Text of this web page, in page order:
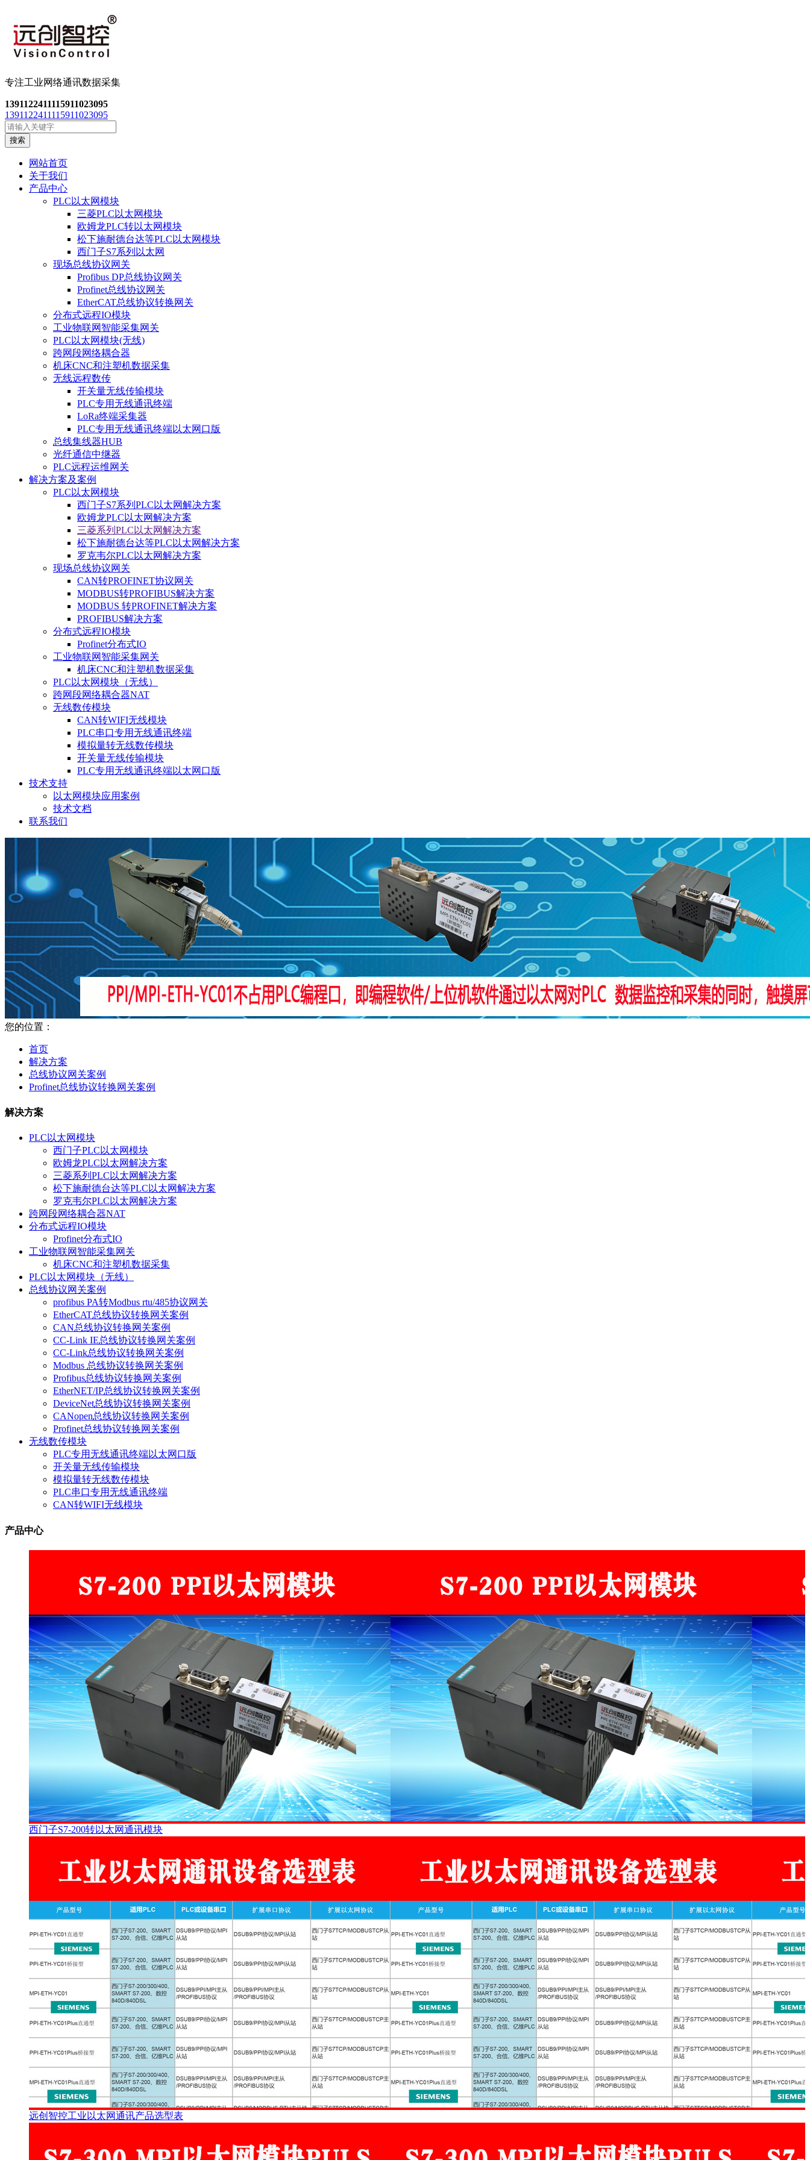
专注工业网络通讯数据采集
1391122411115911023095
1391122411115911023095
搜索
网站首页
关于我们
产品中心
PLC以太网模块
三菱PLC以太网模块
欧姆龙PLC转以太网模块
松下施耐德台达等PLC以太网模块
西门子S7系列以太网
现场总线协议网关
Profibus DP总线协议网关
Profinet总线协议网关
EtherCAT总线协议转换网关
分布式远程IO模块
工业物联网智能采集网关
PLC以太网模块(无线)
跨网段网络耦合器
机床CNC和注塑机数据采集
无线远程数传
开关量无线传输模块
PLC专用无线通讯终端
LoRa终端采集器
PLC专用无线通讯终端以太网口版
总线集线器HUB
光纤通信中继器
PLC远程运维网关
解决方案及案例
PLC以太网模块
西门子S7系列PLC以太网解决方案
欧姆龙PLC以太网解决方案
三菱系列PLC以太网解决方案
松下施耐德台达等PLC以太网解决方案
罗克韦尔PLC以太网解决方案
现场总线协议网关
CAN转PROFINET协议网关
MODBUS转PROFIBUS解决方案
MODBUS 转PROFINET解决方案
PROFIBUS解决方案
分布式远程IO模块
Profinet分布式IO
工业物联网智能采集网关
机床CNC和注塑机数据采集
PLC以太网模块（无线）
跨网段网络耦合器NAT
无线数传模块
CAN转WIFI无线模块
PLC串口专用无线通讯终端
模拟量转无线数传模块
开关量无线传输模块
PLC专用无线通讯终端以太网口版
技术支持
以太网模块应用案例
技术文档
联系我们
您的位置：
首页
解决方案
总线协议网关案例
Profinet总线协议转换网关案例
解决方案
PLC以太网模块
西门子PLC以太网模块
欧姆龙PLC以太网解决方案
三菱系列PLC以太网解决方案
松下施耐德台达等PLC以太网解决方案
罗克韦尔PLC以太网解决方案
跨网段网络耦合器NAT
分布式远程IO模块
Profinet分布式IO
工业物联网智能采集网关
机床CNC和注塑机数据采集
PLC以太网模块（无线）
总线协议网关案例
profibus PA转Modbus rtu/485协议网关
EtherCAT总线协议转换网关案例
CAN总线协议转换网关案例
CC-Link IE总线协议转换网关案例
CC-Link总线协议转换网关案例
Modbus 总线协议转换网关案例
Profibus总线协议转换网关案例
EtherNET/IP总线协议转换网关案例
DeviceNet总线协议转换网关案例
CANopen总线协议转换网关案例
Profinet总线协议转换网关案例
无线数传模块
PLC专用无线通讯终端以太网口版
开关量无线传输模块
模拟量转无线数传模块
PLC串口专用无线通讯终端
CAN转WIFI无线模块
产品中心
西门子S7-200转以太网通讯模块
远创智控工业以太网通讯产品选型表